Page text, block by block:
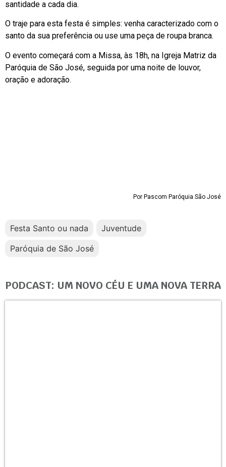
santidade a cada dia.
O traje para esta festa é simples: venha caracterizado com o
santo da sua preferência ou use uma peça de roupa branca.
O evento começará com a Missa, às 18h, na Igreja Matriz da
Paróquia de São José, seguida por uma noite de louvor,
oração e adoração.
Por Pascom Paróquia São José
Festa Santo ou nada
Juventude
Paróquia de São José
PODCAST: UM NOVO CÉU E UMA NOVA TERRA